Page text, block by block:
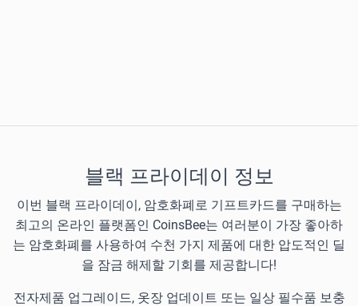
블랙 프라이데이 정보
이번 블랙 프라이데이, 암호화폐로 기프트카드를 구매하는
최고의 온라인 플랫폼인 CoinsBee는 여러분이 가장 좋아하
는 암호화폐를 사용하여 수천 가지 제품에 대한 압도적인 딜
을 잠금 해제할 기회를 제공합니다!
전자제품 업그레이드, 옷장 업데이트 또는 일상 필수품 보충